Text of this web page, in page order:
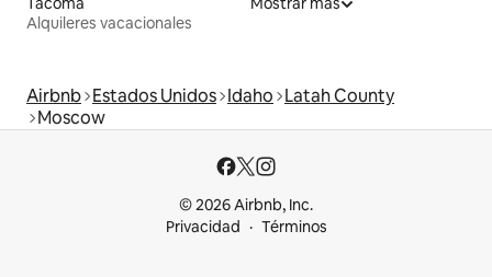
Alquileres vacacionales
Airbnb Estados Unidos Idaho Latah County
Moscow
© 2026 Airbnb, Inc.
Privacidad
Términos